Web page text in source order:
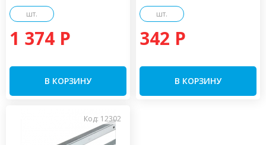
шт.
1 374 P
В КОРЗИНУ
шт.
342 P
В КОРЗИНУ
Код: 12302